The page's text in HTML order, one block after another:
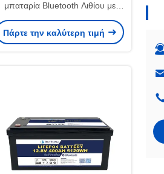
μπαταρία Bluetooth Λιθίου με
προστασία από υπερτάσεις
14.6V
Πάρτε την καλύτερη τιμή